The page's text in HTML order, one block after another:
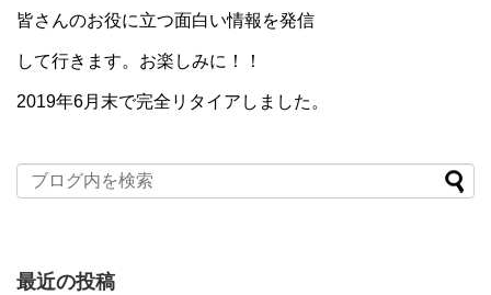
皆さんのお役に立つ面白い情報を発信
して行きます。お楽しみに！！
2019年6月末で完全リタイアしました。
最近の投稿